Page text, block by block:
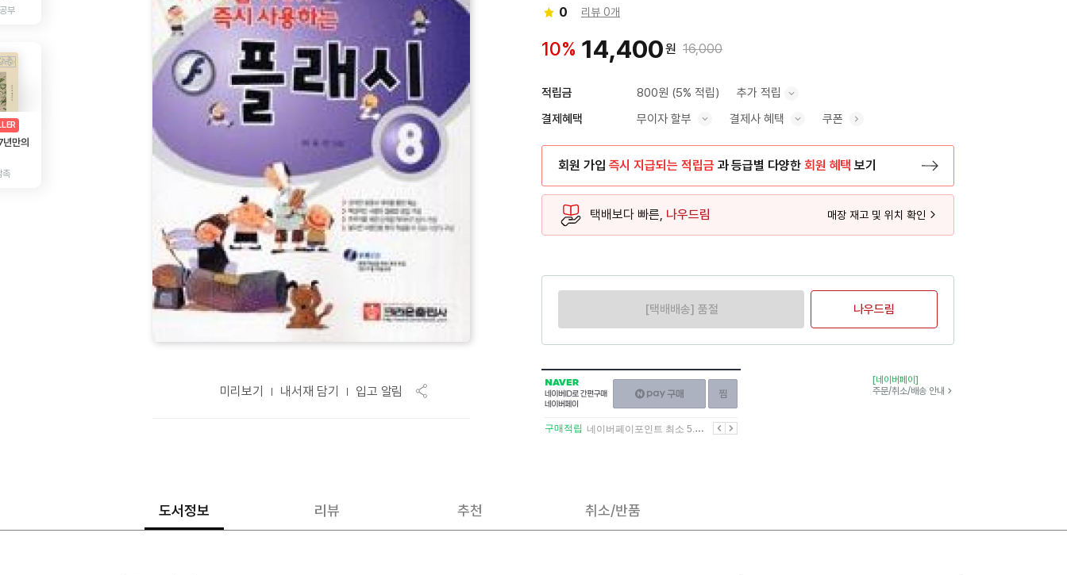
부
AD
년만의
촉
미리보기 내서재 담기 입고 알림
0
리뷰 0개
10% 14,400원 16,000
적립금 800원 (5% 적립) 추가 적립
결제혜택 무이자 할부 결제사 혜택 쿠폰
회원 가입 즉시 지급되는 적립금 과 등급별 다양한 회원 혜택 보기
택배보다 빠른, 나우드림 매장 재고 및 위치 확인
[택배배송] 품절 나우드림
NAVER
네이버
ID로
간편구매
네이버페이
구매하기
이전
구매적립 네이버페이포인트 최소 5.5% 적립 다음
[네이버페이]
주문/취소/배송 안내
도서정보 리뷰 추천 취소/반품